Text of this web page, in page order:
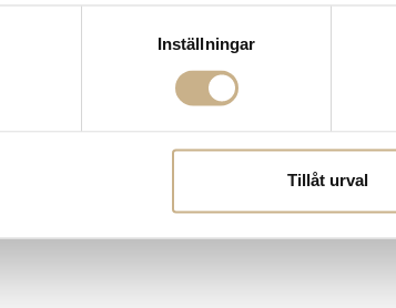
Inställningar
Tillåt urval